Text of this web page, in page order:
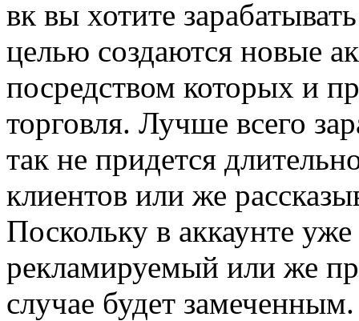
вк вы хотите
целью создаются новые
посредством которых и
торговля. Лучше всего
так не придется
клиентов или же
Поскольку в аккаунте
рекламируемый или же
случае будет замеченным.